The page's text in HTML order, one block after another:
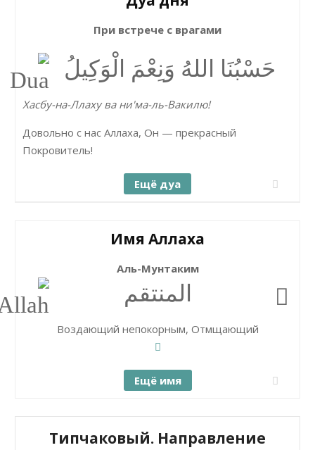
При встрече с врагами
حَسْبُنَا اللهُ وَنِعْمَ الْوَكِيلُ
Хасбу-на-Ллаху ва ни'ма-ль-Вакилю!
Довольно с нас Аллаха, Он — прекрасный
Покровитель!
Ещё дуа
Имя Аллаха
Аль-Мунтаким
المنتقم
Воздающий непокорным, Отмщающий
Ещё имя
Типчаковый. Направление